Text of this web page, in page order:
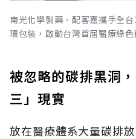
南光化學製藥、配客嘉攜手全
環包裝，啟動台灣首屆醫療綠
被忽略的碳排黑洞
三」現實
放在醫療體系大量碳排